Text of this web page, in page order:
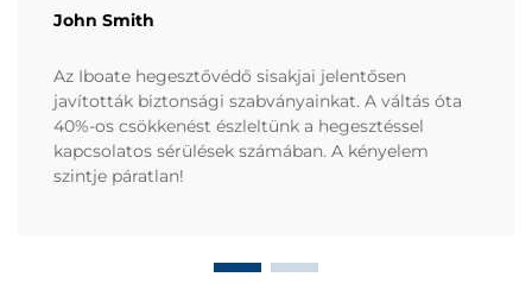
John Smith
Az Iboate hegesztővédő sisakjai jelentősen
javították biztonsági szabványainkat. A váltás óta
40%-os csökkenést észleltünk a hegesztéssel
kapcsolatos sérülések számában. A kényelem
szintje páratlan!